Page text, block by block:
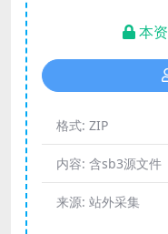
本
格式: ZIP
内容: 含sb3源文件
来源: 站外采集